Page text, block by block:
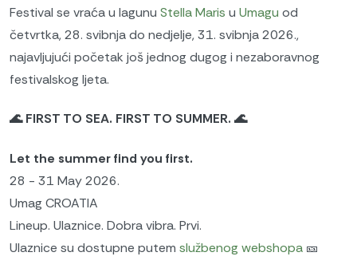
Festival se vraća u lagunu Stella Maris u Umagu od
četvrtka, 28. svibnja do nedjelje, 31. svibnja 2026.,
najavljujući početak još jednog dugog i nezaboravnog
festivalskog ljeta.
🌊 FIRST TO SEA. FIRST TO SUMMER. 🌊
Let the summer find you first.
28 - 31 May 2026.
Umag CROATIA
Lineup. Ulaznice. Dobra vibra. Prvi.
Ulaznice su dostupne putem službenog webshopa 🎫